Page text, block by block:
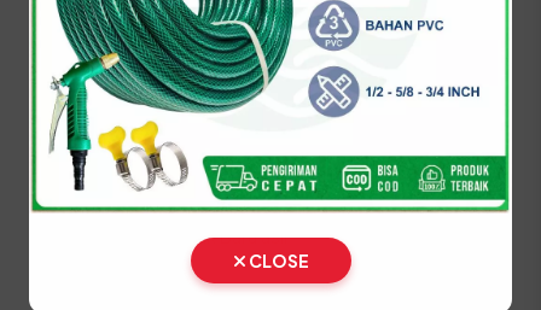
Bagi warga Kota Langsa yang baru saja membeli
kendaraan bekas, segera lakukan proses balik
nama agar legalitas kepemilikan menjadi sah atas
nama Anda dan mempermudah urusan pajak di
masa depan.
STNK asli
KTP Pemilik Baru asli
SKPD asli
CLOSE